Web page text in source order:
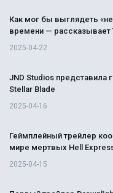
Как мог бы выглядеть
времени — рассказывает
2025-04-22
JND Studios представила
Stellar Blade
2025-04-16
Геймплейный трейлер
мире мертвых Hell
2025-04-15